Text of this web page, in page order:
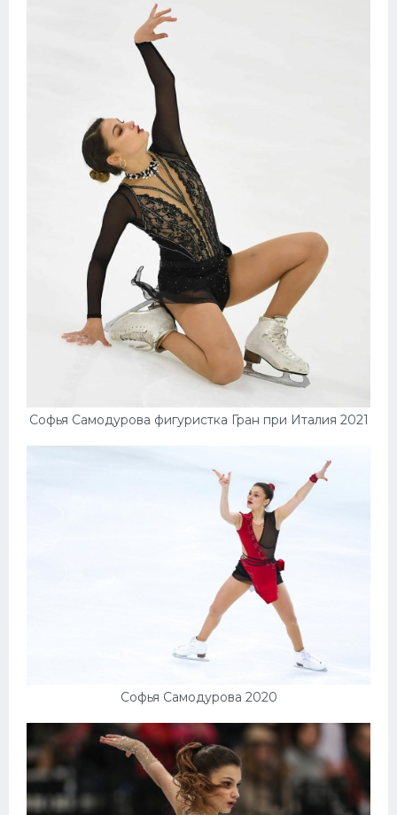
Софья Самодурова фигуристка Гран при Италия 2021
Софья Самодурова 2020